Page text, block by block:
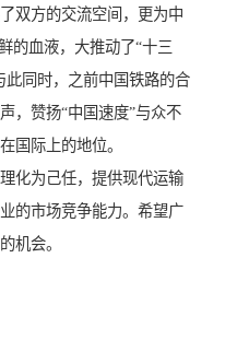
双方的交流空间，更为中
的血液，大推动了“十三
此同时，之前中国铁路的合
，赞扬“中国速度”与众不
国际上的地位。
化为己任，提供现代运输
的市场竞争能力。希望广
机会。